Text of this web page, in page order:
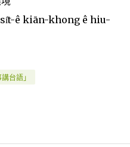
ê kiān-khong ê hiu-
台語」